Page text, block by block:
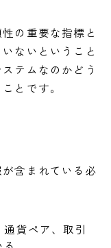
の重要な指標と
ないということ
テムなのかどう
とです。
含まれている必
通貨ペア、取引